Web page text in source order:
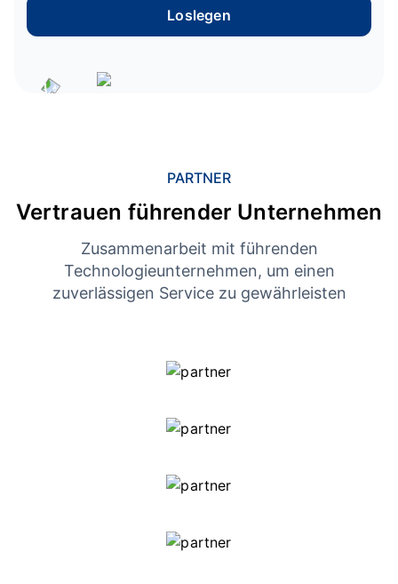
Loslegen
PARTNER
Vertrauen führender Unternehmen
Zusammenarbeit mit führenden
Technologieunternehmen, um einen
zuverlässigen Service zu gewährleisten